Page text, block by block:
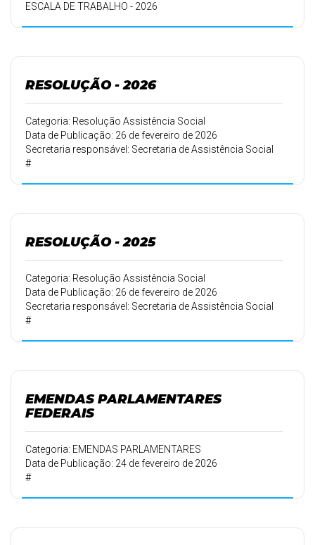
ESCALA DE TRABALHO - 2026
RESOLUÇÃO - 2026
Categoria: Resolução Assistência Social
Data de Publicação: 26 de fevereiro de 2026
Secretaria responsável: Secretaria de Assistência Social
#
RESOLUÇÃO - 2025
Categoria: Resolução Assistência Social
Data de Publicação: 26 de fevereiro de 2026
Secretaria responsável: Secretaria de Assistência Social
#
EMENDAS PARLAMENTARES
FEDERAIS
Categoria: EMENDAS PARLAMENTARES
Data de Publicação: 24 de fevereiro de 2026
#